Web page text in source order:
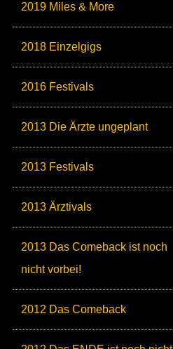
2019 Miles & More
2018 Einzelgigs
2016 Festivals
2013 Die Ärzte ungeplant
2013 Festivals
2013 Ärztivals
2013 Das Comeback ist noch
nicht vorbei!
2012 Das Comeback